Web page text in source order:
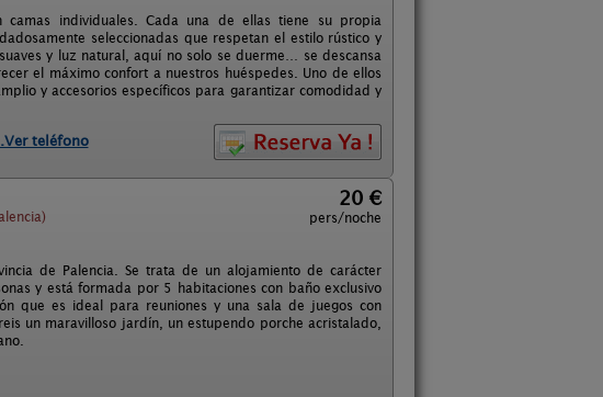
individuales. Cada una de ellas tiene su propia
seleccionadas que respetan el estilo rústico y
y luz natural, aquí no solo se duerme… se descansa
el máximo confort a nuestros huéspedes. Uno de ellos
y accesorios específicos para garantizar comodidad y
teléfono
20 €
pers/noche
de Palencia. Se trata de un alojamiento de carácter
y está formada por 5 habitaciones con baño exclusivo
que es ideal para reuniones y una sala de juegos con
un maravilloso jardín, un estupendo porche acristalado,